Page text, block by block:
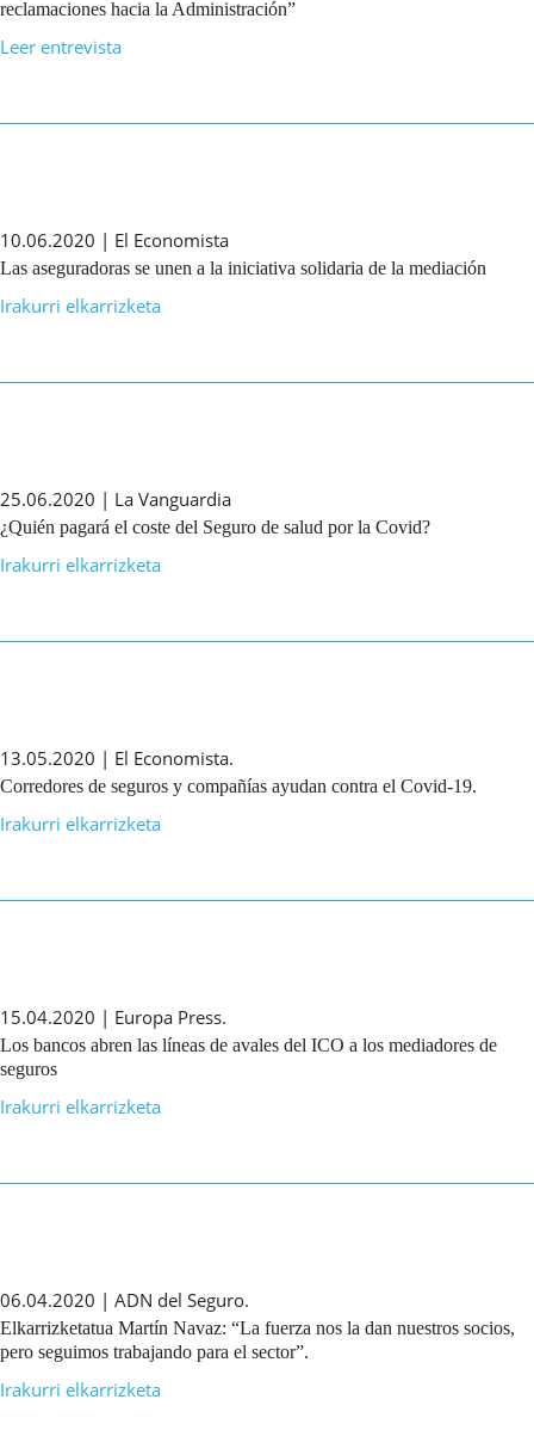
reclamaciones hacia la Administración”
Leer entrevista
10.06.2020 | El Economista
Las aseguradoras se unen a la iniciativa solidaria de la mediación
Irakurri elkarrizketa
25.06.2020 | La Vanguardia
¿Quién pagará el coste del Seguro de salud por la Covid?
Irakurri elkarrizketa
13.05.2020 | El Economista.
Corredores de seguros y compañías ayudan contra el Covid-19.
Irakurri elkarrizketa
15.04.2020 | Europa Press.
Los bancos abren las líneas de avales del ICO a los mediadores de
seguros
Irakurri elkarrizketa
06.04.2020 | ADN del Seguro.
Elkarrizketatua Martín Navaz: “La fuerza nos la dan nuestros socios,
pero seguimos trabajando para el sector”.
Irakurri elkarrizketa